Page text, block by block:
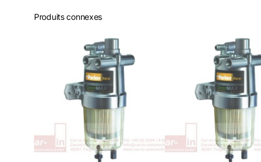
Produits connexes